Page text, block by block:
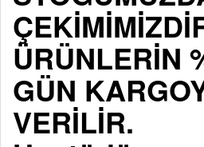
ÜRÜNLERİN
GÜN
VERİLİR.